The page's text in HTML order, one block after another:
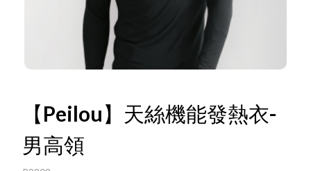
Menu
線上目錄
Language
中文
【Peilou】天絲機能發熱衣-
男高領